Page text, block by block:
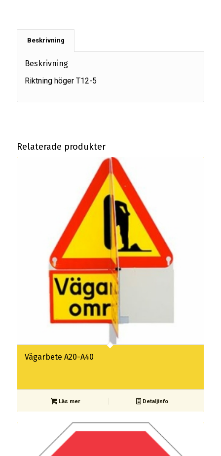
Beskrivning
Beskrivning
Riktning höger T12-5
Relaterade produkter
Vägarbete A20-A40
Läs mer Detaljinfo